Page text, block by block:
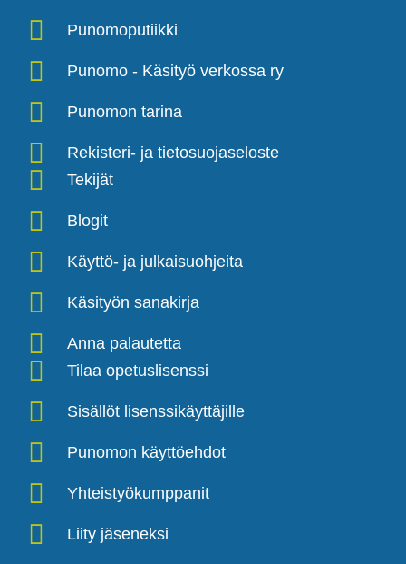
Punomoputiikki
Punomo - Käsityö verkossa ry
Punomon tarina
Rekisteri- ja tietosuojaseloste
Tekijät
Blogit
Käyttö- ja julkaisuohjeita
Käsityön sanakirja
Anna palautetta
Tilaa opetuslisenssi
Sisällöt lisenssikäyttäjille
Punomon käyttöehdot
Yhteistyökumppanit
Liity jäseneksi